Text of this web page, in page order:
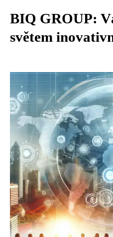
BIQ GROUP:
světem